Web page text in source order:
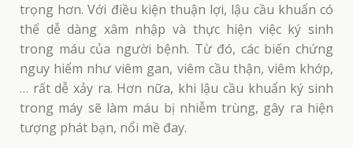
trọng hơn. Với điều kiện thuận lợi, lậu cầu khuẩn có
thể dễ dàng xâm nhập và thực hiện việc ký sinh
trong máu của người bệnh. Từ đó, các biến chứng
nguy hiểm như viêm gan, viêm cầu thận, viêm khớp,
… rất dễ xảy ra. Hơn nữa, khi lậu cầu khuẩn ký sinh
trong máy sẽ làm máu bị nhiễm trùng, gây ra hiện
tượng phát bạn, nổi mề đay.